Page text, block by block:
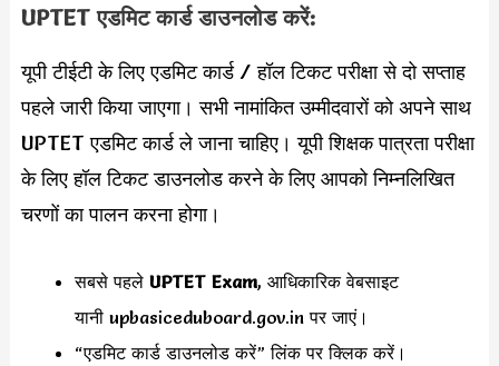
UPTET एडमिट कार्ड डाउनलोड करें:
यूपी टीईटी के लिए एडमिट कार्ड / हॉल टिकट परीक्षा से दो सप्ताह
पहले जारी किया जाएगा। सभी नामांकित उम्मीदवारों को अपने साथ
UPTET एडमिट कार्ड ले जाना चाहिए। यूपी शिक्षक पात्रता परीक्षा
के लिए हॉल टिकट डाउनलोड करने के लिए आपको निम्नलिखित
चरणों का पालन करना होगा।
सबसे पहले UPTET Exam, आधिकारिक वेबसाइट
यानी upbasiceduboard.gov.in पर जाएं।
“एडमिट कार्ड डाउनलोड करें” लिंक पर क्लिक करें।